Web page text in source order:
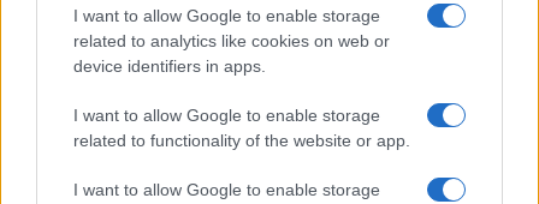
I want to allow Google to enable storage
related to analytics like cookies on web or
device identifiers in apps.
I want to allow Google to enable storage
related to functionality of the website or app.
I want to allow Google to enable storage